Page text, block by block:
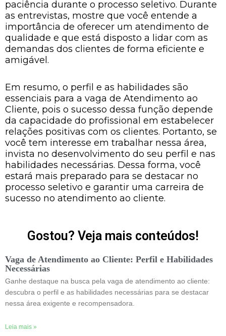
paciência durante o processo seletivo. Durante
as entrevistas, mostre que você entende a
importância de oferecer um atendimento de
qualidade e que está disposto a lidar com as
demandas dos clientes de forma eficiente e
amigável.
Em resumo, o perfil e as habilidades são
essenciais para a vaga de Atendimento ao
Cliente, pois o sucesso dessa função depende
da capacidade do profissional em estabelecer
relações positivas com os clientes. Portanto, se
você tem interesse em trabalhar nessa área,
invista no desenvolvimento do seu perfil e nas
habilidades necessárias. Dessa forma, você
estará mais preparado para se destacar no
processo seletivo e garantir uma carreira de
sucesso no atendimento ao cliente.
Gostou? Veja mais conteúdos!
Vaga de Atendimento ao Cliente: Perfil e Habilidades
Necessárias
Ganhe destaque na busca pela vaga de atendimento ao cliente:
descubra o perfil e as habilidades necessárias para se destacar
nessa área exigente e recompensadora.
Leia mais »